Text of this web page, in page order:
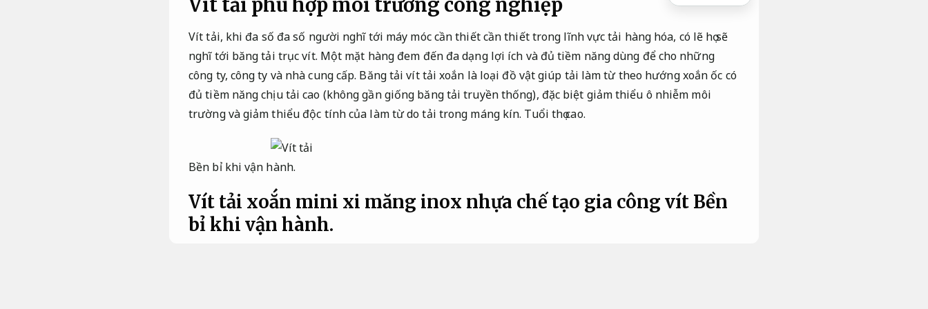
Vít tải phù hợp môi trường công nghiệp
Vít tải, khi đa số đa số người nghĩ tới máy móc cần thiết cần thiết trong lĩnh vực tải hàng hóa, có lẽ họ sẽ
nghĩ tới băng tải trục vít. Một mặt hàng đem đến đa dạng lợi ích và đủ tiềm năng dùng để cho những
công ty, công ty và nhà cung cấp. Băng tải vít tải xoắn là loại đồ vật giúp tải làm từ theo hướng xoắn ốc có
đủ tiềm năng chịu tải cao (không gần giống băng tải truyền thống), đặc biệt giảm thiểu ô nhiễm môi
trường và giảm thiểu độc tính của làm từ do tải trong máng kín. Tuổi thọ cao.
Bền bỉ khi vận hành.
Vít tải xoắn mini xi măng inox nhựa chế tạo gia công vít Bền
bỉ khi vận hành.